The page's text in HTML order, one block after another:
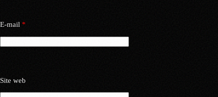
E-mail *
Site web